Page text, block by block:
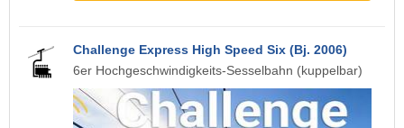
Challenge Express High Speed Six (Bj. 2006)
6er Hochgeschwindigkeits-Sesselbahn (kuppelbar)